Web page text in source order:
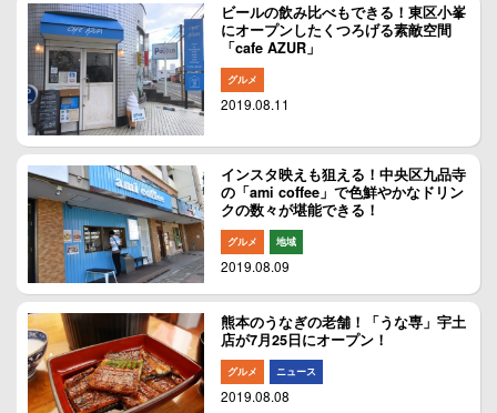
ビールの飲み比べもできる！東区小峯
にオープンしたくつろげる素敵空間
「cafe AZUR」
グルメ
2019.08.11
インスタ映えも狙える！中央区九品寺
の「ami coffee」で色鮮やかなドリン
クの数々が堪能できる！
グルメ 地域
2019.08.09
熊本のうなぎの老舗！「うな専」宇土
店が7月25日にオープン！
グルメ ニュース
2019.08.08